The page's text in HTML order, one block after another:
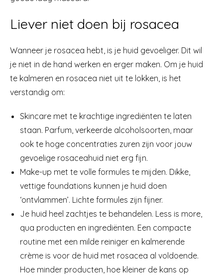
Liever niet doen bij rosacea
Wanneer je rosacea hebt, is je huid gevoeliger. Dit wil
je niet in de hand werken en erger maken. Om je huid
te kalmeren en rosacea niet uit te lokken, is het
verstandig om:
Skincare met te krachtige ingrediënten te laten
staan. Parfum, verkeerde alcoholsoorten, maar
ook te hoge concentraties zuren zijn voor jouw
gevoelige rosaceahuid niet erg fijn.
Make-up met te volle formules te mijden. Dikke,
vettige foundations kunnen je huid doen
‘ontvlammen’. Lichte formules zijn fijner.
Je huid heel zachtjes te behandelen. Less is more,
qua producten en ingrediënten. Een compacte
routine met een milde reiniger en kalmerende
crème is voor de huid met rosacea al voldoende.
Hoe minder producten, hoe kleiner de kans op